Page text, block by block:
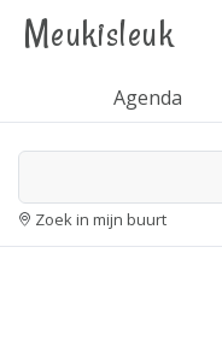
Meukisleuk
Agenda
Zoek in mijn buurt